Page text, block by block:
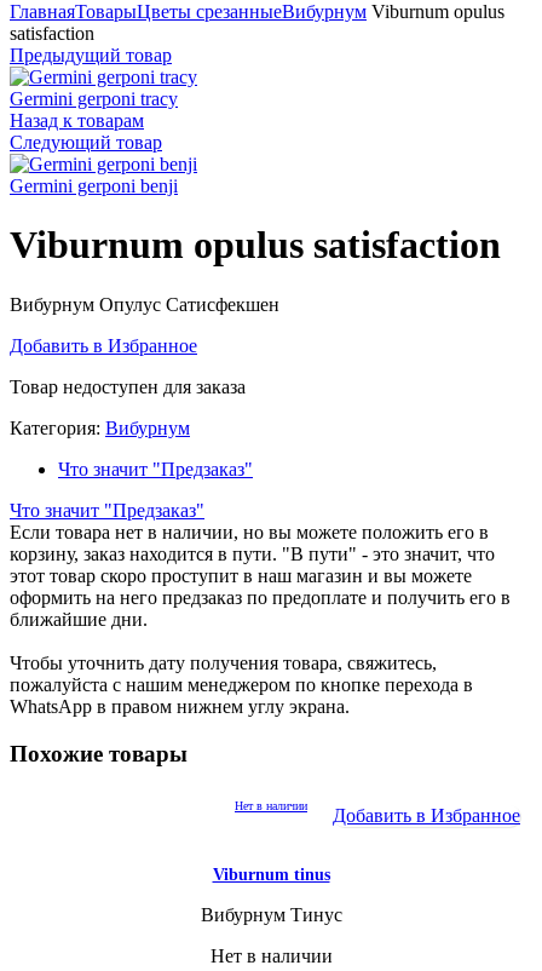
ГлавнаяТоварыЦветы срезанныеВибурнум Viburnum opulus
satisfaction
Предыдущий товар
Germini gerponi tracy
Назад к товарам
Следующий товар
Germini gerponi benji
Viburnum opulus satisfaction
Вибурнум Опулус Сатисфекшен
Добавить в Избранное
Товар недоступен для заказа
Категория: Вибурнум
Что значит "Предзаказ"
Что значит "Предзаказ"
Если товара нет в наличии, но вы можете положить его в
корзину, заказ находится в пути. "В пути" - это значит, что
этот товар скоро проступит в наш магазин и вы можете
оформить на него предзаказ по предоплате и получить его в
ближайшие дни.
Чтобы уточнить дату получения товара, свяжитесь,
пожалуйста с нашим менеджером по кнопке перехода в
WhatsApp в правом нижнем углу экрана.
Похожие товары
Нет в наличии Добавить в Избранное
Viburnum tinus
Вибурнум Тинус
Нет в наличии